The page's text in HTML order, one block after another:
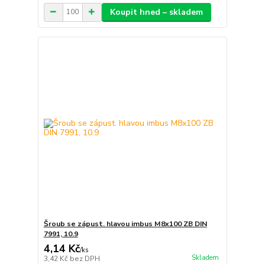
Koupit hned – skladem
Šroub se zápust. hlavou imbus M8x100 ZB DIN
7991, 10.9
4,14 Kč/ks
3,42 Kč bez DPH Skladem